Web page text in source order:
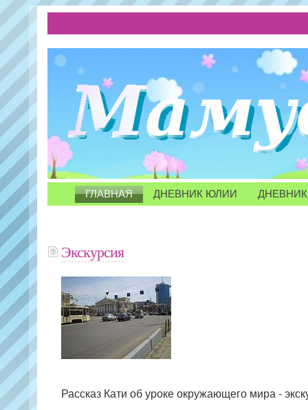
ГЛАВНАЯ ДНЕВНИК ЮЛИИ
Экскурсия
Рассказ Кати об уроке окружающего мира -